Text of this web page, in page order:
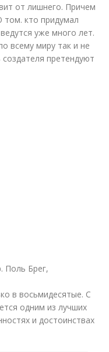
Морковный салат
Белковые салаты
от лишнего. Причем
том. кто придумал
уже много лет.
всему миру так и не
претендуют
Поль Брег,
в восьмидесятые. С
одним из лучших
и достоинствах